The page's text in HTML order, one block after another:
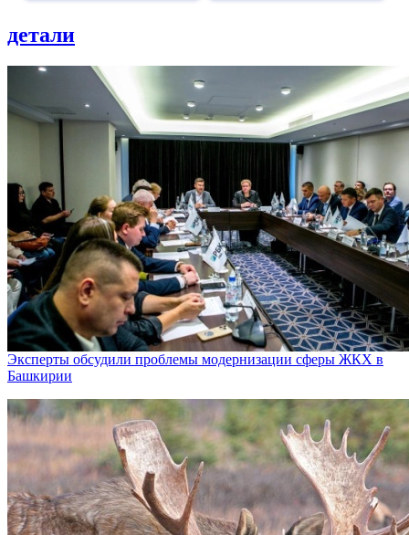
детали
Эксперты обсудили проблемы модернизации сферы ЖКХ в
Башкирии